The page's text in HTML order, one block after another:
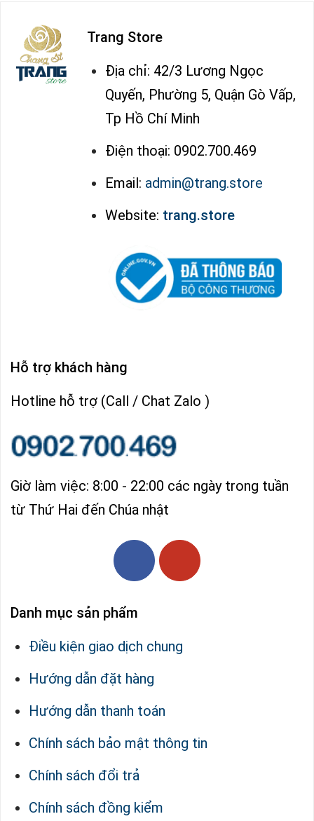
Trang Store
Địa chỉ: 42/3 Lương Ngọc
Quyến, Phường 5, Quận Gò Vấp,
Tp Hồ Chí Minh
Điện thoại: 0902.700.469
Email: admin@trang.store
Website: trang.store
Hỗ trợ khách hàng
Hotline hỗ trợ (Call / Chat Zalo )
Giờ làm việc: 8:00 - 22:00 các ngày trong tuần
từ Thứ Hai đến Chúa nhật
Danh mục sản phẩm
Điều kiện giao dịch chung
Hướng dẫn đặt hàng
Hướng dẫn thanh toán
Chính sách bảo mật thông tin
Chính sách đổi trả
Chính sách đồng kiểm